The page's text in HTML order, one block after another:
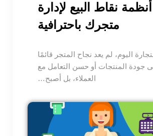
نقاط البيع لإدارة
متجرك باحترافية
اليوم، لم يعد نجاح المتجر قائمًا
جودة المنتجات أو حسن التعامل مع
العملاء، بل أصبح…